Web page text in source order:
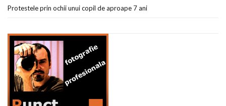
Protestele prin ochii unui copil de aproape 7 ani